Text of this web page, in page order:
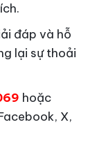
đáp và hỗ
lại sự thoải
hoặc
X,